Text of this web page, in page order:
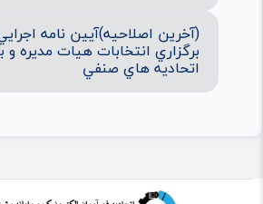
(آخرین اصلاحیه)آيين نامه
برگزاري انتخابات هيات مديره و
اتحاديه هاي صنفي